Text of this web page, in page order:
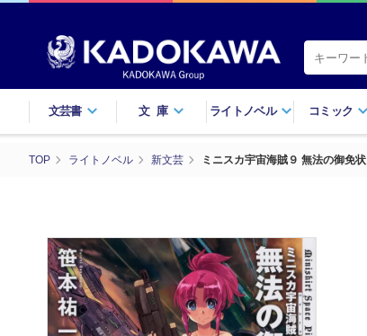
文芸書 文庫 ライトノベル コミック
TOP ライトノベル 新文芸 ミニスカ宇宙海賊９ 無法の御免状